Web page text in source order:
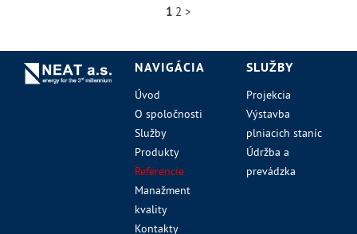
1 2 >
NAVIGÁCIA
Úvod
O spoločnosti
Služby
Produkty
Referencie
Manažment
kvality
Kontakty
SLUŽBY
Projekcia
Výstavba
plniacich staníc
Údržba a
prevádzka